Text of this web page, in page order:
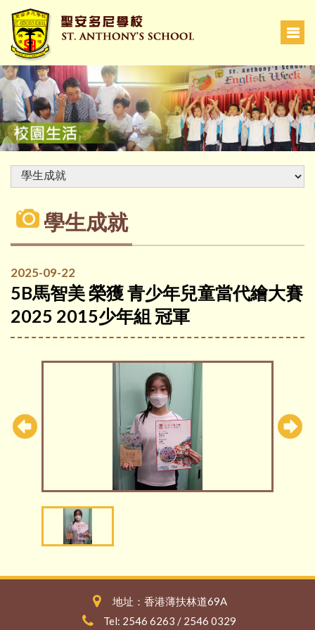
學生成就
2025-09-22
5B馬智美 榮獲 青少年兒童當代繪大賽
2025 2015少年組 冠軍
地址：香港薄扶林道69A
Tel: 2546 6263 / 2546 0329